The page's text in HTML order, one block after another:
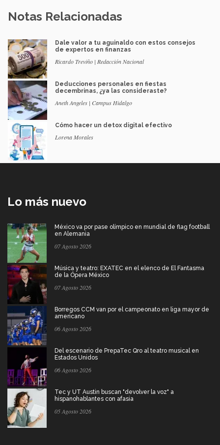
Notas Relacionadas
Dale valor a tu aguinaldo con estos consejos
de expertos en finanzas
Ricardo Treviño | Redacción Nacional
Deducciones personales en fiestas
decembrinas, ¿ya las consideraste?
Aneth Angeles | Campus Hidalgo
Cómo hacer un detox digital efectivo
Lorena Morales
Lo más nuevo
México va por pase olímpico en mundial de flag football
en Alemania
07 Agosto 2026
Música y teatro: EXATEC en el elenco de El Fantasma
de la Ópera México
07 Agosto 2026
Borregos CCM van por el campeonato en liga mayor de
americano
06 Agosto 2026
Del escenario de PrepaTec Qro al teatro musical en
Estados Unidos
06 Agosto 2026
Tec y UT Austin buscan "devolver la voz" a
hispanohablantes con afasia
05 Agosto 2026